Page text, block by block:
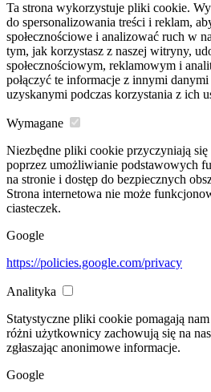
Ta strona wykorzystuje pliki cookie.
do spersonalizowania treści i reklam,
społecznościowe i analizować ruch w
tym, jak korzystasz z naszej witryny,
społecznościowym, reklamowym i
połączyć te informacje z innymi
uzyskanymi podczas korzystania z ich
Wymagane
Niezbędne pliki cookie przyczyniają
poprzez umożliwianie podstawowych
na stronie i dostęp do bezpiecznych
Strona internetowa nie może
ciasteczek.
Google
https://policies.google.com/privacy
Analityka
Statystyczne pliki cookie pomagają
różni użytkownicy zachowują się na
zgłaszając anonimowe informacje.
Google